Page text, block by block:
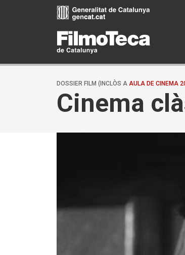
DOSSIER FILM (INCLÒS A AULA DE CINEMA
Cinema